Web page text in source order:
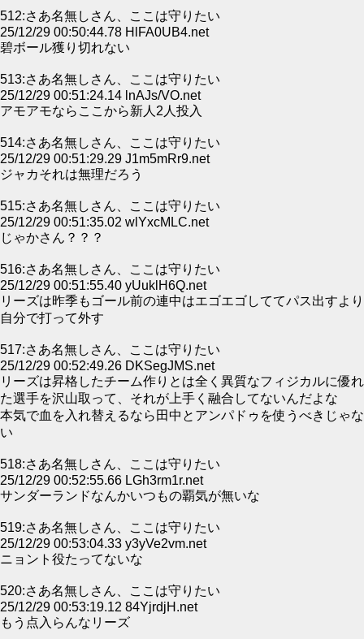
512:さあ名無しさん、ここは守りたい
25/12/29 00:50:44.78 HlFA0UB4.net
碧ボール獲り切れない
513:さあ名無しさん、ここは守りたい
25/12/29 00:51:24.14 lnAJs/VO.net
アモアモならここから新人2人投入
514:さあ名無しさん、ここは守りたい
25/12/29 00:51:29.29 J1m5mRr9.net
ジャカそれは無理だろう
515:さあ名無しさん、ここは守りたい
25/12/29 00:51:35.02 wlYxcMLC.net
じゃかさん？？？
516:さあ名無しさん、ここは守りたい
25/12/29 00:51:55.40 yUuklH6Q.net
リーズは昨季もゴール前の連中はエゴエゴしててパス出すより
自分で打って外す
517:さあ名無しさん、ここは守りたい
25/12/29 00:52:49.26 DKSegJMS.net
リーズは昇格したチーム作りとは全く異質なフィジカルに優れ
た選手を沢山取って、それが上手く融合してないんだよな
本気で血を入れ替えるなら田中とアンパドゥを使うべきじゃな
い
518:さあ名無しさん、ここは守りたい
25/12/29 00:52:55.66 LGh3rm1r.net
サンダーランドなんかいつもの覇気が無いな
519:さあ名無しさん、ここは守りたい
25/12/29 00:53:04.33 y3yVe2vm.net
ニョント役たってないな
520:さあ名無しさん、ここは守りたい
25/12/29 00:53:19.12 84YjrdjH.net
もう点入らんなリーズ